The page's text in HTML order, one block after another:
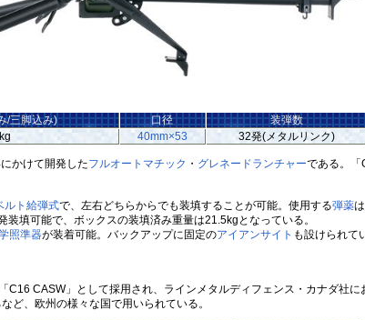
/三脚込み) 口径 装弾数
40mm×53 32発(メタルリンク)
かけて開発したフルオートマチック ・ グレネードランチャーである。「
ルト給弾式で、左右どちらからでも装填することが可能。使用する弾薬
填可能で、ボックスの装填済み重量は21.5kgとなっている。
照準器が装着可能。バックアップに固定のアイアンサイト も設けられて
CASW」として採用され、ラインメタルディフェンス・カナダ社に
ど、欧州の様々な国で用いられている。